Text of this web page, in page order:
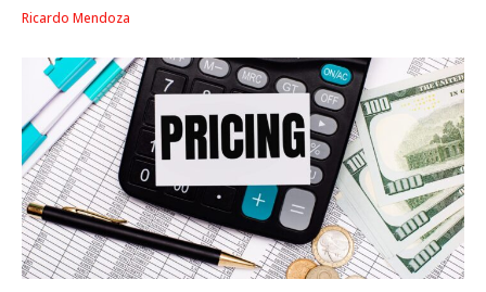
HABILIDADES DIRECTIVAS
EMPRENDIMIENTO
PLANIFICACIÓN EMPRESARIAL
FINANZAS
FINANZAS Y CONTABILIDAD
GESTIÓN DE RECURSOS FINANCIEROS
INVERSIONES Y MERCADOS FINANCIEROS
Ricardo Mendoza